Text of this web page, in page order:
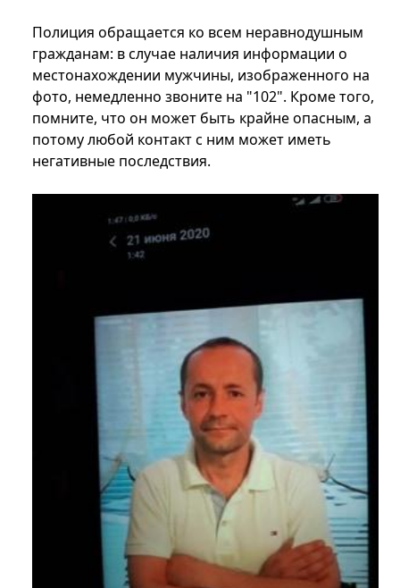
Полиция обращается ко всем неравнодушным
гражданам: в случае наличия информации о
местонахождении мужчины, изображенного на
фото, немедленно звоните на "102". Кроме того,
помните, что он может быть крайне опасным, а
потому любой контакт с ним может иметь
негативные последствия.